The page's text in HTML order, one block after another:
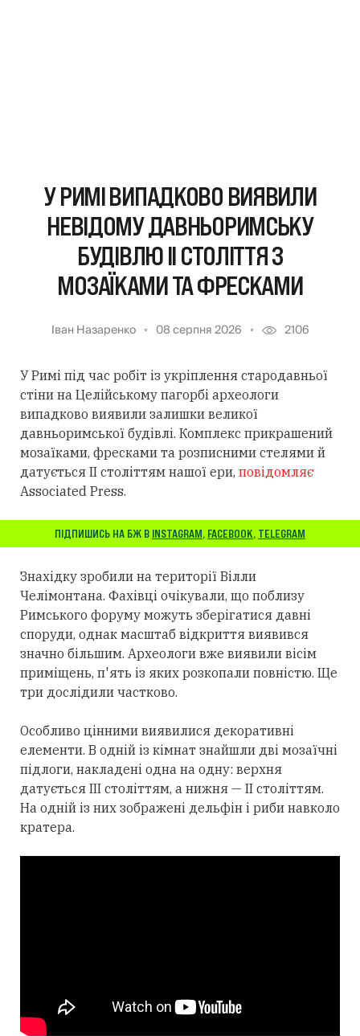
У РИМІ ВИПАДКОВО ВИЯВИЛИ
НЕВІДОМУ ДАВНЬОРИМСЬКУ
БУДІВЛЮ II СТОЛІТТЯ З
МОЗАЇКАМИ ТА ФРЕСКАМИ
Іван Назаренко 08 серпня 2026 2106
У Римі під час робіт із укріплення стародавньої
стіни на Целійському пагорбі археологи
випадково виявили залишки великої
давньоримської будівлі. Комплекс прикрашений
мозаїками, фресками та розписними стелями й
датується II століттям нашої ери, повідомляє
Associated Press.
ПІДПИШИСЬ НА БЖ В INSTAGRAM, FACEBOOK, TELEGRAM
Знахідку зробили на території Вілли
Челімонтана. Фахівці очікували, що поблизу
Римського форуму можуть зберігатися давні
споруди, однак масштаб відкриття виявився
значно більшим. Археологи вже виявили вісім
приміщень, п'ять із яких розкопали повністю. Ще
три дослідили частково.
Особливо цінними виявилися декоративні
елементи. В одній із кімнат знайшли дві мозаїчні
підлоги, накладені одна на одну: верхня
датується III століттям, а нижня — II століттям.
На одній із них зображені дельфін і риби навколо
кратера.